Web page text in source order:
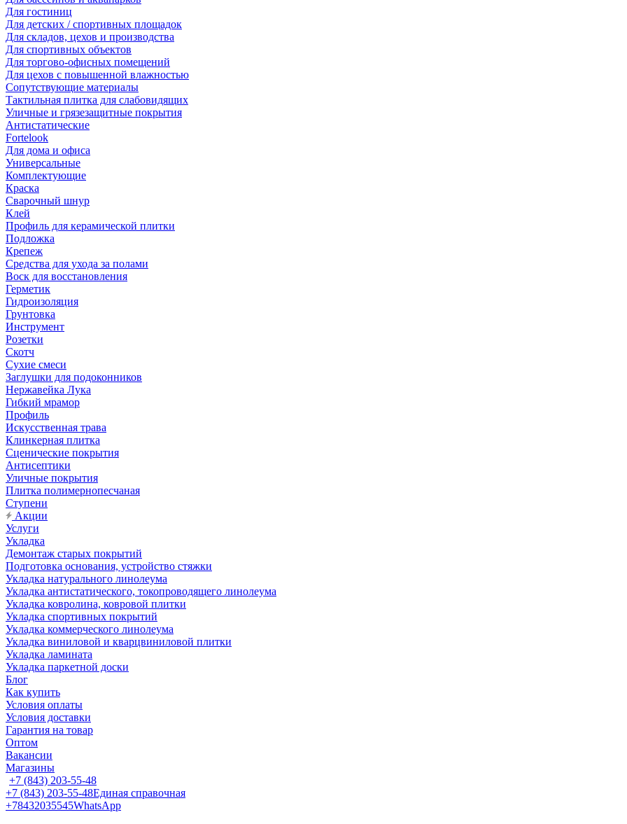
Для гостиниц
Для детских / спортивных площадок
Для складов, цехов и производства
Для спортивных объектов
Для торгово-офисных помещений
Для цехов с повышенной влажностью
Сопутствующие материалы
Тактильная плитка для слабовидящих
Уличные и грязезащитные покрытия
Антистатические
Fortelook
Для дома и офиса
Универсальные
Комплектующие
Краска
Сварочный шнур
Клей
Профиль для керамической плитки
Подложка
Крепеж
Средства для ухода за полами
Воск для восстановления
Герметик
Гидроизоляция
Грунтовка
Инструмент
Розетки
Скотч
Сухие смеси
Заглушки для подоконников
Нержавейка Лука
Гибкий мрамор
Профиль
Искусственная трава
Клинкерная плитка
Сценические покрытия
Антисептики
Уличные покрытия
Плитка полимернопесчаная
Ступени
Акции
Услуги
Укладка
Демонтаж старых покрытий
Подготовка основания, устройство стяжки
Укладка натурального линолеума
Укладка антистатического, токопроводящего линолеума
Укладка ковролина, ковровой плитки
Укладка спортивных покрытий
Укладка коммерческого линолеума
Укладка виниловой и кварцвиниловой плитки
Укладка ламината
Укладка паркетной доски
Блог
Как купить
Условия оплаты
Условия доставки
Гарантия на товар
Оптом
Вакансии
Магазины
+7 (843) 203-55-48
+7 (843) 203-55-48Единая справочная
+78432035545WhatsApp